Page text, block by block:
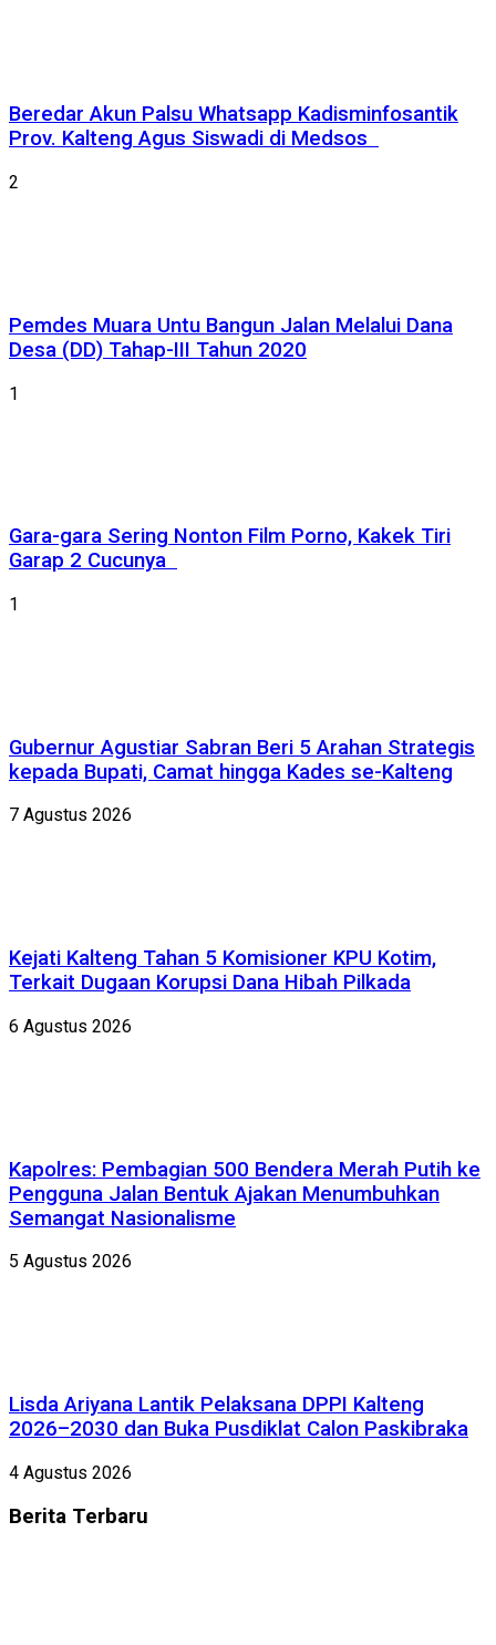
Beredar Akun Palsu Whatsapp Kadisminfosantik
Prov. Kalteng Agus Siswadi di Medsos
2
Pemdes Muara Untu Bangun Jalan Melalui Dana
Desa (DD) Tahap-III Tahun 2020
1
Gara-gara Sering Nonton Film Porno, Kakek Tiri
Garap 2 Cucunya
1
Gubernur Agustiar Sabran Beri 5 Arahan Strategis
kepada Bupati, Camat hingga Kades se-Kalteng
7 Agustus 2026
Kejati Kalteng Tahan 5 Komisioner KPU Kotim,
Terkait Dugaan Korupsi Dana Hibah Pilkada
6 Agustus 2026
Kapolres: Pembagian 500 Bendera Merah Putih ke
Pengguna Jalan Bentuk Ajakan Menumbuhkan
Semangat Nasionalisme
5 Agustus 2026
Lisda Ariyana Lantik Pelaksana DPPI Kalteng
2026–2030 dan Buka Pusdiklat Calon Paskibraka
4 Agustus 2026
Berita Terbaru